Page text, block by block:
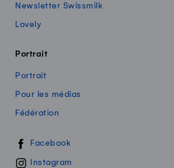
Newsletter Swissmilk
Lovely
Portrait
Portrait
Pour les médias
Fédération
Swissmilk sur les réseaux sociaux
Facebook
Instagram